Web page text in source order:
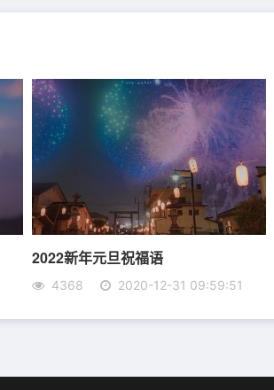
2022新年元旦祝福语
4368 2020-12-31 09:59:51